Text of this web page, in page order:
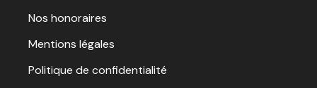
Nos honoraires
Mentions légales
Politique de confidentialité